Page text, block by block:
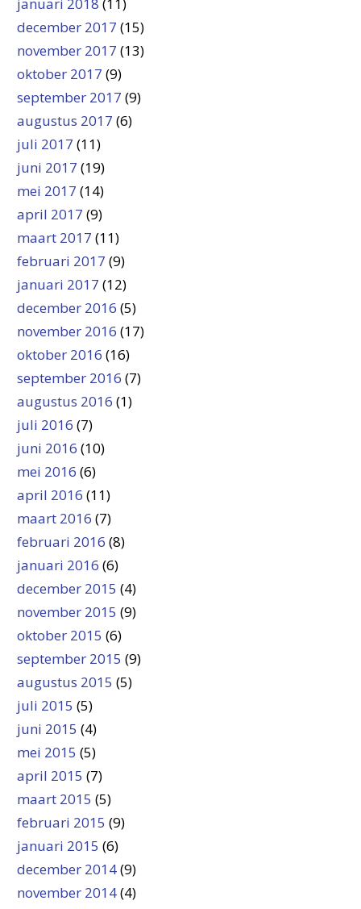
december 2017 (15)
november 2017 (13)
oktober 2017 (9)
september 2017 (9)
augustus 2017 (6)
juli 2017 (11)
juni 2017 (19)
mei 2017 (14)
april 2017 (9)
maart 2017 (11)
februari 2017 (9)
januari 2017 (12)
december 2016 (5)
november 2016 (17)
oktober 2016 (16)
september 2016 (7)
augustus 2016 (1)
juli 2016 (7)
juni 2016 (10)
mei 2016 (6)
april 2016 (11)
maart 2016 (7)
februari 2016 (8)
januari 2016 (6)
december 2015 (4)
november 2015 (9)
oktober 2015 (6)
september 2015 (9)
augustus 2015 (5)
juli 2015 (5)
juni 2015 (4)
mei 2015 (5)
april 2015 (7)
maart 2015 (5)
februari 2015 (9)
januari 2015 (6)
december 2014(9)
november 2014(4)